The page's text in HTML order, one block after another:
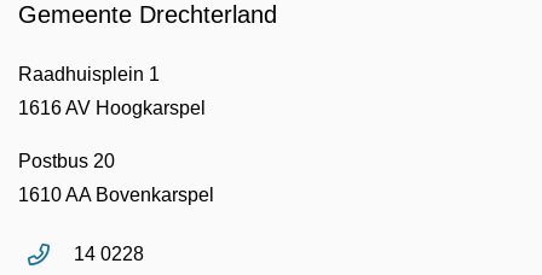
Gemeente Drechterland
Raadhuisplein 1
1616 AV Hoogkarspel
Postbus 20
1610 AA Bovenkarspel
14 0228